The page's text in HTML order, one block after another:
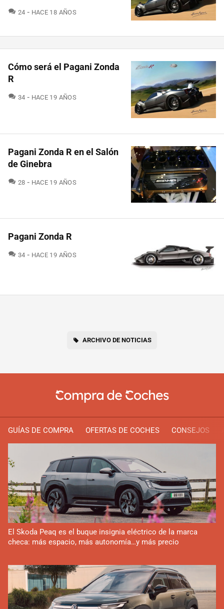
24 COMENTARIOS
HACE 18 AÑOS
Cómo será el Pagani Zonda
R
34 COMENTARIOS
HACE 19 AÑOS
Pagani Zonda R en el Salón
de Ginebra
28 COMENTARIOS
HACE 19 AÑOS
Pagani Zonda R
34 COMENTARIOS
HACE 19 AÑOS
ARCHIVO DE NOTICIAS
GUÍAS DE COMPRA OFERTAS DE COCHES CONSEJOS
El Skoda Peaq es el buque insignia eléctrico de la marca
checa: más espacio, más autonomía…y más precio